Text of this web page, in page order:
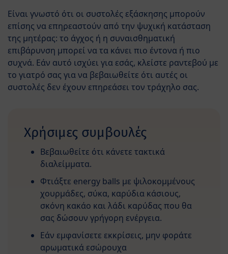
Είναι γνωστό ότι οι συστολές εξάσκησης μπορούν
επίσης να επηρεαστούν από την ψυχική κατάσταση
της μητέρας: το άγχος ή η συναισθηματική
επιβάρυνση μπορεί να τα κάνει πιο έντονα ή πιο
συχνά. Εάν αυτό ισχύει για εσάς, κλείστε ραντεβού με
το γιατρό σας για να βεβαιωθείτε ότι αυτές οι
συστολές δεν έχουν επηρεάσει τον τράχηλο σας.
Χρήσιμες συμβουλές
Βεβαιωθείτε ότι κάνετε τακτικά
διαλείμματα.
Φτιάξτε energy balls με ψιλοκομμένους
χουρμάδες, σύκα, καρύδια κάσιους,
σκόνη κακάο και λάδι καρύδας που θα
σας δώσουν γρήγορη ενέργεια.
Εάν εμφανίσετε εκκρίσεις, μην φοράτε
αρωματικά εσώρουχα